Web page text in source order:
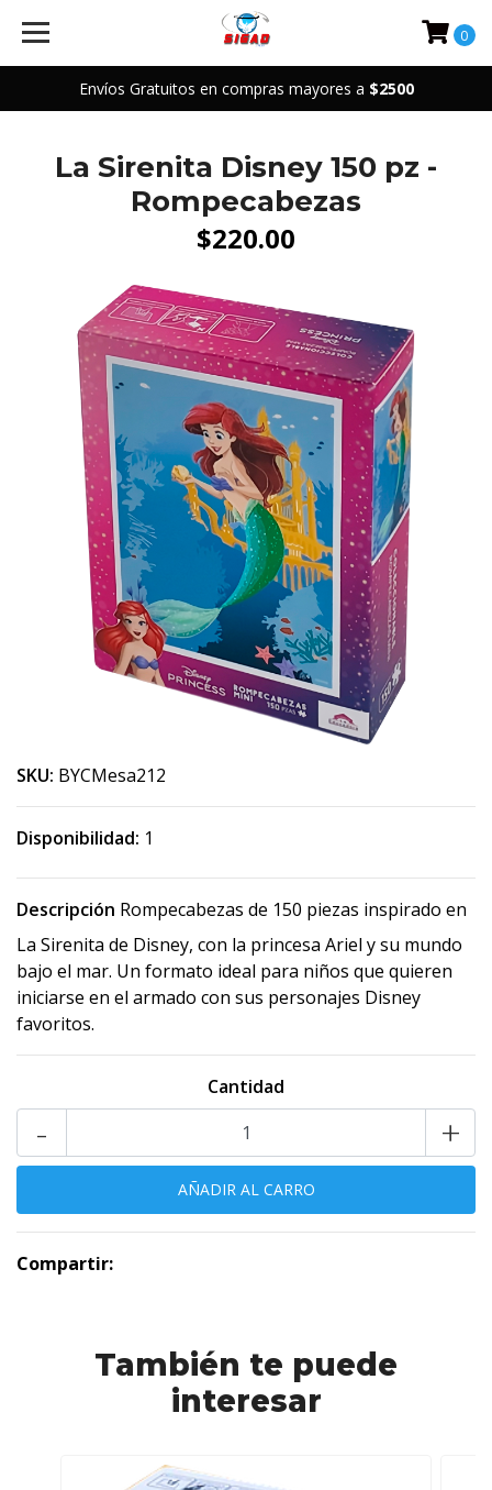
Envíos Gratuitos en compras mayores a $2500
0
La Sirenita Disney 150 pz -
Rompecabezas
$220.00
SKU: BYCMesa212
Disponibilidad: 1
Descripción Rompecabezas de 150 piezas inspirado en
La Sirenita de Disney, con la princesa Ariel y su mundo
bajo el mar. Un formato ideal para niños que quieren
iniciarse en el armado con sus personajes Disney
favoritos.
Cantidad
+
-
Compartir:
También te puede
interesar